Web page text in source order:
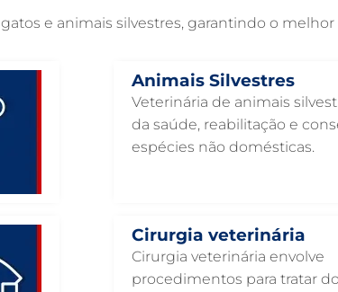
e animais silvestres, garantindo o
Animais Silvestres
Veterinária de animais
da saúde, reabilitação e
espécies não domésticas.
Cirurgia veterinária
Cirurgia veterinária envolve
procedimentos para tratar